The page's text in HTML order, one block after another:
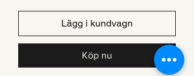
Lägg i kundvagn
Köp nu